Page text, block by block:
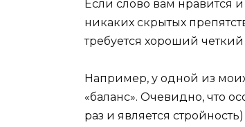
Если слово вам нравится
никаких скрытых
требуется хороший
Например, у одной из
«баланс». Очевидно, что
раз и является